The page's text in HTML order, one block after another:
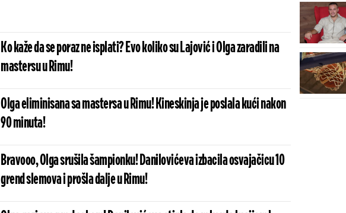
Ko kaže da se poraz ne isplati? Evo koliko su Lajović i Olga zaradili na
mastersu u Rimu!
Olga eliminisana sa mastersa u Rimu! Kineskinja je poslala kući nakon
90 minuta!
Bravooo, Olga srušila šampionku! Danilovićeva izbacila osvajačicu 10
grend slemova i prošla dalje u Rimu!